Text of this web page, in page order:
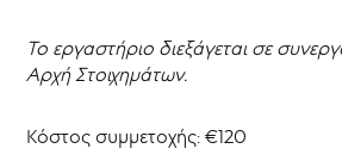
Το εργαστήριο διεξάγεται σε
Αρχή Στοιχημάτων.
Κόστος συμμετοχής: €120